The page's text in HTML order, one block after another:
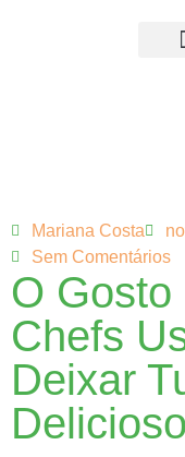
Mariana Costa
Sem Comentários
O
Chefs
Deixar
Delicioso